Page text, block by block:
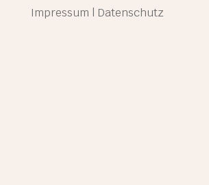
Impressum Datenschutz